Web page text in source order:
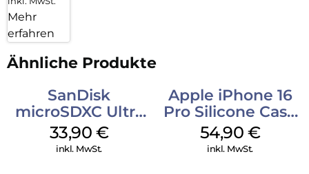
Mehr
erfahren
Ähnliche Produkte
SanDisk
microSDXC Ultra
128 GB + Adapter
Mobile
33,90 €
inkl. MwSt.
Apple iPhone 16
Pro Silicone Case
MagSafe Black
54,90 €
inkl. MwSt.